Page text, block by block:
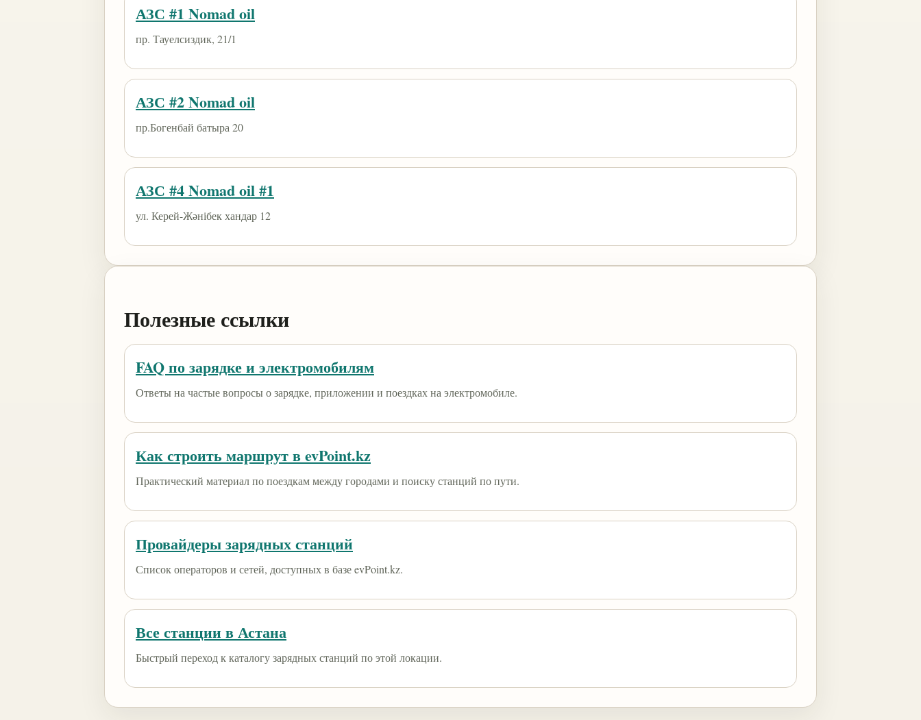
АЗС #1 Nomad oil
пр. Тауелсиздик, 21/1
АЗС #2 Nomad oil
пр.Богенбай батыра 20
АЗС #4 Nomad oil #1
ул. Керей-Жәнібек хандар 12
Полезные ссылки
FAQ по зарядке и электромобилям
Ответы на частые вопросы о зарядке, приложении и поездках на электромобиле.
Как строить маршрут в evPoint.kz
Практический материал по поездкам между городами и поиску станций по пути.
Провайдеры зарядных станций
Список операторов и сетей, доступных в базе evPoint.kz.
Все станции в Астана
Быстрый переход к каталогу зарядных станций по этой локации.